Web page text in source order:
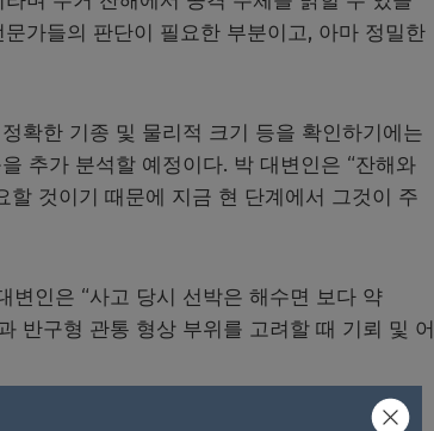
가들의 판단이 필요한 부분이고, 아마 정밀한
확한 기종 및 물리적 크기 등을 확인하기에는
추가 분석할 예정이다. 박 대변인은 “잔해와
것이기 때문에 지금 현 단계에서 그것이 주
변인은 “사고 당시 선박은 해수면 보다 약
반구형 관통 형상 부위를 고려할 때 기뢰 및 어